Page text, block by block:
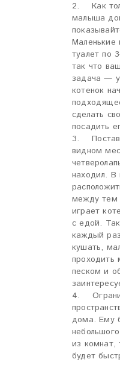
2. Как
малыша
Маленькие
туалет по
так что
задача —
котенок
сделать
посадить
3.
видном
находил. В
между тем
играет
с едой.
каждый
кушать,
проходить
песком и
4.
дома. Ему
из комнат,
будет